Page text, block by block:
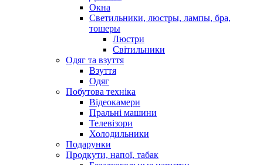
Окна
Светильники, люстры, лампы, бра,
тошеры
Люстри
Світильники
Одяг та взуття
Взуття
Одяг
Побутова техніка
Відеокамери
Пральні машини
Телевізори
Холодильники
Подарунки
Продкути, напої, табак